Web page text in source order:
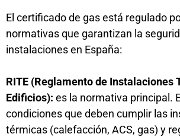
El certificado de gas está regulado
normativas que garantizan la
instalaciones en España:
RITE (Reglamento de Instalaciones
Edificios): es la normativa principal.
condiciones que deben cumplir las
térmicas (calefacción, ACS, gas) y